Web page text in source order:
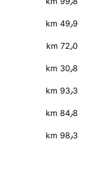
49٫9 km
72٫0 km
30٫8 km
93٫3 km
84٫8 km
98٫3 km